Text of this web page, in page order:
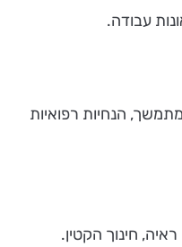
עבודה.
מתמשך, הנחיות רפואיות
חינוך הקטין.